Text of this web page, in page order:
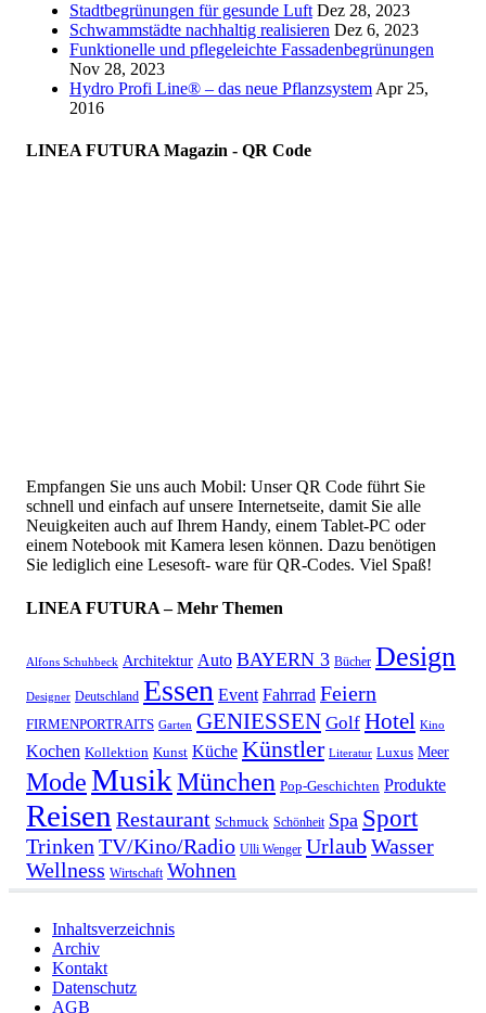
Stadtbegrünungen für gesunde Luft Dez 28, 2023
Schwammstädte nachhaltig realisieren Dez 6, 2023
Funktionelle und pflegeleichte Fassadenbegrünungen
Nov 28, 2023
Hydro Profi Line® – das neue Pflanzsystem Apr 25,
2016
LINEA FUTURA Magazin - QR Code
Empfangen Sie uns auch Mobil: Unser QR Code führt Sie
schnell und einfach auf unsere Internetseite, damit Sie alle
Neuigkeiten auch auf Ihrem Handy, einem Tablet-PC oder
einem Notebook mit Kamera lesen können. Dazu benötigen
Sie lediglich eine Lesesoft- ware für QR-Codes. Viel Spaß!
LINEA FUTURA – Mehr Themen
Alfons Schuhbeck Architektur Auto BAYERN 3 Bücher Design
Designer Deutschland Essen Event Fahrrad Feiern
FIRMENPORTRAITS Garten GENIESSEN Golf Hotel Kino
Kochen Kollektion Kunst Küche Künstler Literatur Luxus Meer
ModeMusikMünchen Pop-Geschichten Produkte
Reisen Restaurant Schmuck Schönheit Spa Sport
Trinken TV/Kino/Radio Ulli Wenger UrlaubWasser
Wellness Wirtschaft Wohnen
Inhaltsverzeichnis
Archiv
Kontakt
Datenschutz
AGB